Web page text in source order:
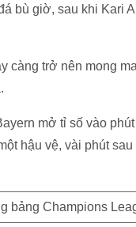
bù giờ, sau khi Kari
càng trở nên mong
mở tỉ số vào
hậu vệ, vài phút